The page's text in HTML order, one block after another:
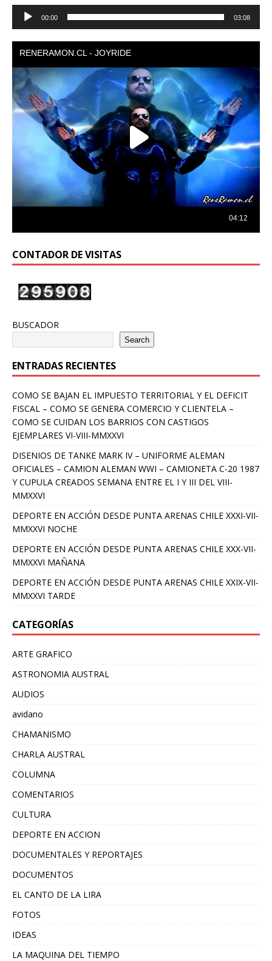
Reproductor
00:00 03:08
CONTADOR DE VISITAS
BUSCADOR
Search
ENTRADAS RECIENTES
COMO SE BAJAN EL IMPUESTO TERRITORIAL Y EL DEFICIT
FISCAL – COMO SE GENERA COMERCIO Y CLIENTELA –
COMO SE CUIDAN LOS BARRIOS CON CASTIGOS
EJEMPLARES VI-VIII-MMXXVI
DISENIOS DE TANKE MARK IV – UNIFORME ALEMAN
OFICIALES – CAMION ALEMAN WWI – CAMIONETA C-20 1987
Y CUPULA CREADOS SEMANA ENTRE EL I Y III DEL VIII-
MMXXVI
DEPORTE EN ACCIÓN DESDE PUNTA ARENAS CHILE XXXI-VII-
MMXXVI NOCHE
DEPORTE EN ACCIÓN DESDE PUNTA ARENAS CHILE XXX-VII-
MMXXVI MAÑANA
DEPORTE EN ACCIÓN DESDE PUNTA ARENAS CHILE XXIX-VII-
MMXXVI TARDE
CATEGORÍAS
ARTE GRAFICO
ASTRONOMIA AUSTRAL
AUDIOS
avidano
CHAMANISMO
CHARLA AUSTRAL
COLUMNA
COMENTARIOS
CULTURA
DEPORTE EN ACCION
DOCUMENTALES Y REPORTAJES
DOCUMENTOS
EL CANTO DE LA LIRA
FOTOS
IDEAS
LA MAQUINA DEL TIEMPO